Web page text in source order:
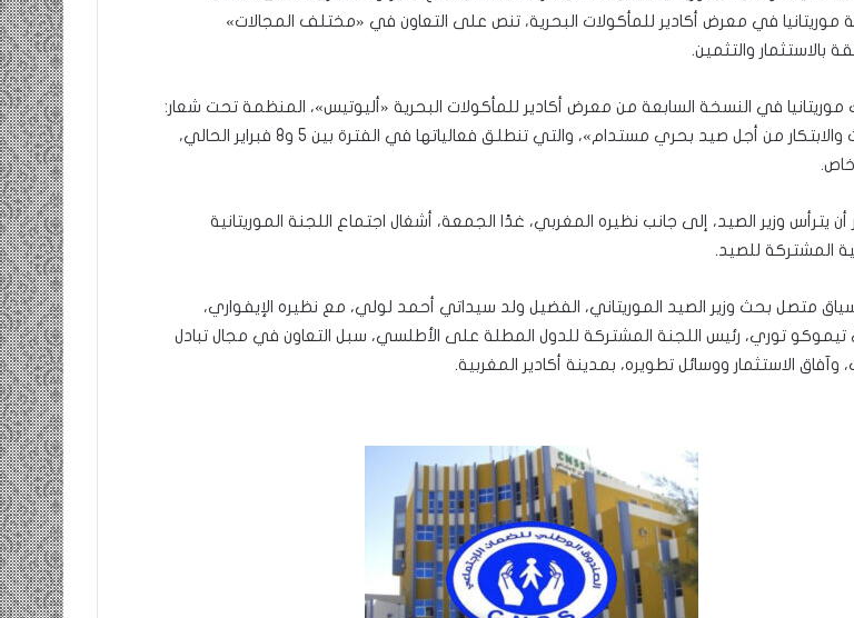
موريتانيا في معرض أكادير للمأكولات البحرية، تنص على التعاون في «مختلف المجالات»
بالاستثمار والتثمين.
موريتانيا في النسخة السابعة من معرض أكادير للمأكولات البحرية «أليوتيس»، المنظمة تحت شعار:
«البحث والابتكار من أجل صيد بحري مستدام»، والتي تنطلق فعالياتها في الفترة بين 5 و8 فبراير الحالي،
خاص.
أن يترأس وزير الصيد، إلى جانب نظيره المغربي، غدًا الجمعة، أشغال اجتماع اللجنة الموريتانية
المشتركة للصيد.
متصل بحث وزير الصيد الموريتاني، الفضيل ولد سيداتي أحمد لولي، مع نظيره الإيفواري،
توري، رئيس اللجنة المشتركة للدول المطلة على الأطلسي، سبل التعاون في مجال تبادل
وآفاق الاستثمار ووسائل تطويره، بمدينة أكادير المغربية.